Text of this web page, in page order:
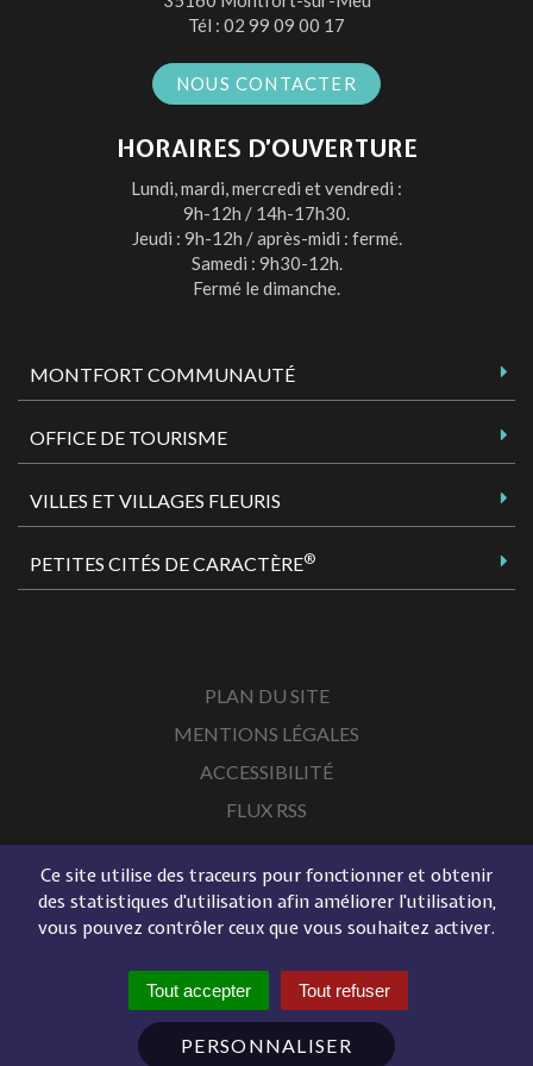
Ce site utilise des traceurs pour fonctionner et obtenir
des statistiques d'utilisation afin améliorer l'utilisation,
vous pouvez contrôler ceux que vous souhaitez activer.
Tout accepter Tout refuser
PERSONNALISER
Tél : 02 99 09 00 17
NOUS CONTACTER
HORAIRES D’OUVERTURE
Lundi, mardi, mercredi et vendredi :
9h-12h / 14h-17h30.
Jeudi : 9h-12h / après-midi : fermé.
Samedi : 9h30-12h.
Fermé le dimanche.
MONTFORT COMMUNAUTÉ
OFFICE DE TOURISME
VILLES ET VILLAGES FLEURIS
PETITES CITÉS DE CARACTÈRE®
PLAN DU SITE
MENTIONS LÉGALES
ACCESSIBILITÉ
FLUX RSS